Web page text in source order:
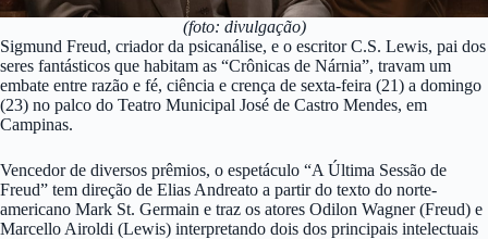
(foto: divulgação)
Sigmund Freud, criador da psicanálise, e o escritor C.S. Lewis, pai dos
seres fantásticos que habitam as “Crônicas de Nárnia”, travam um
embate entre razão e fé, ciência e crença de sexta-feira (21) a domingo
(23) no palco do Teatro Municipal José de Castro Mendes, em
Campinas.
Vencedor de diversos prêmios, o espetáculo “A Última Sessão de
Freud” tem direção de Elias Andreato a partir do texto do norte-
americano Mark St. Germain e traz os atores Odilon Wagner (Freud) e
Marcello Airoldi (Lewis) interpretando dois dos principais intelectuais